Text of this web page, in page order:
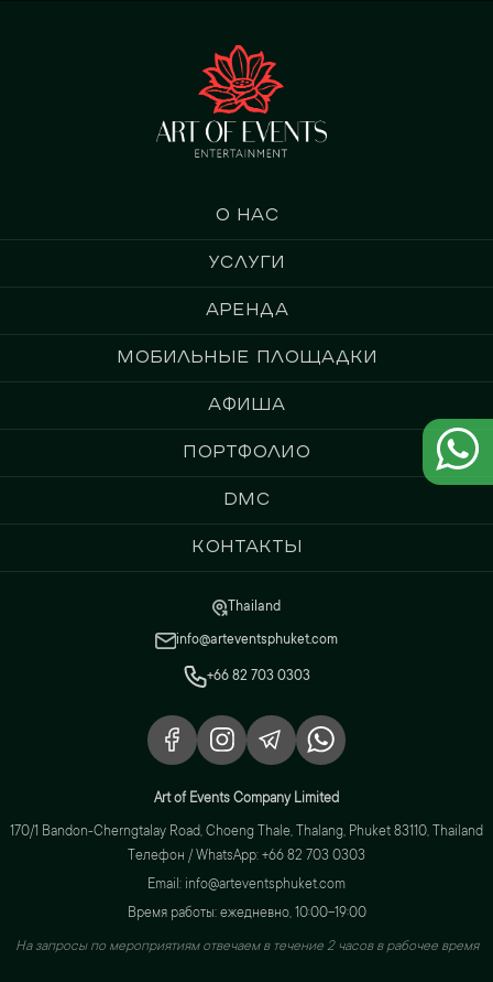
О нас
Услуги
Аренда
Мобильные площадки
Афиша
Портфолио
DMC
Контакты
Thailand
info@arteventsphuket.com
+66 82 703 0303
Art of Events Company Limited
170/1 Bandon-Cherngtalay Road, Choeng Thale, Thalang, Phuket 83110, Thailand
Телефон / WhatsApp: +66 82 703 0303
Email: info@arteventsphuket.com
Время работы: ежедневно, 10:00–19:00
На запросы по мероприятиям отвечаем в течение 2 часов в рабочее время